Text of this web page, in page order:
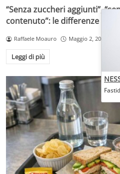
“Senza zuccheri aggiunti”,
contenuto”: le differenze che
Raffaele Moauro Maggio 2, 2026
Leggi di più